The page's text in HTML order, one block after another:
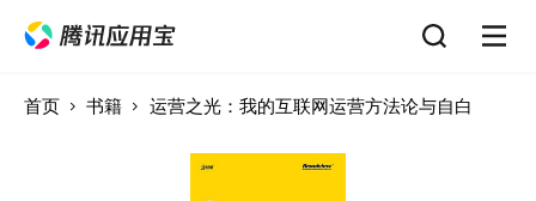
首页 书籍 运营之光：我的互联网运营方法论与自白